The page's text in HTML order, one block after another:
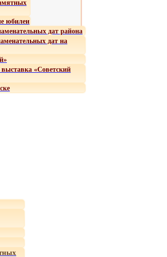
юбилеи
дат района
дат на
«Советский